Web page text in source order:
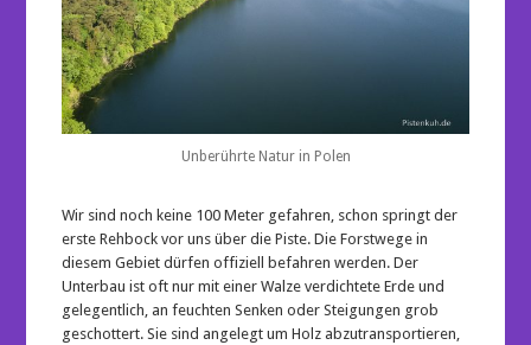
Unberührte Natur in Polen
Wir sind noch keine 100 Meter gefahren, schon springt der
erste Rehbock vor uns über die Piste. Die Forstwege in
diesem Gebiet dürfen offiziell befahren werden. Der
Unterbau ist oft nur mit einer Walze verdichtete Erde und
gelegentlich, an feuchten Senken oder Steigungen grob
geschottert. Sie sind angelegt um Holz abzutransportieren,